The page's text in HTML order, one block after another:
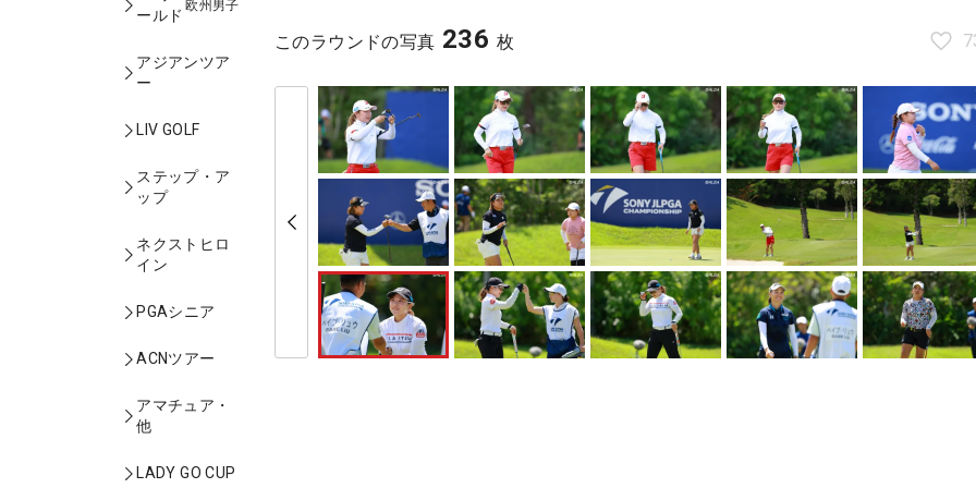
ールド
欧州男子
アジアンツア
ー
LIV GOLF
ステップ・ア
ップ
ネクストヒロ
イン
PGAシニア
ACNツアー
アマチュア・
他
LADY GO CUP
このラウンドの写真 236 枚